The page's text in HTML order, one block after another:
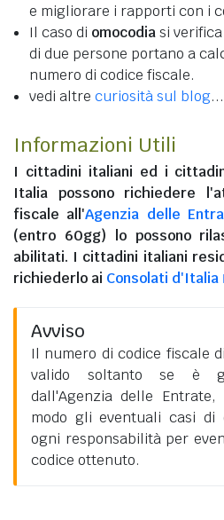
e migliorare i rapporti con i
Il caso di omocodiasi
di due persone portano a
numero di codice fiscale.
vedi altre curiosità sul blog...
Informazioni Utili
I cittadini italiani ed i
Italia possono richiedere
fiscale all'Agenzia delle
(entro 60gg) lo possono
abilitati. I cittadini italiani
richiederlo ai Consolati d'Italia
Avviso
Il numero di codice fiscale
valido soltanto se è
dall'Agenzia delle
modo gli eventuali casi di
ogni responsabilità per
codice ottenuto.